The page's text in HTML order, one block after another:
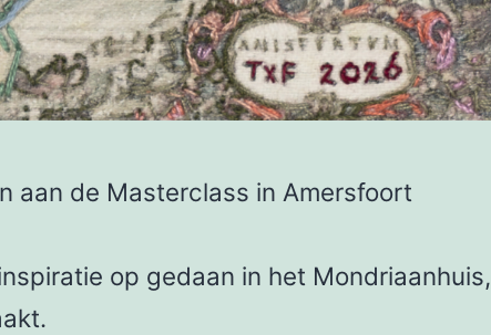
aan de Masterclass in Amersfoort
op gedaan in het Mondriaanhuis,